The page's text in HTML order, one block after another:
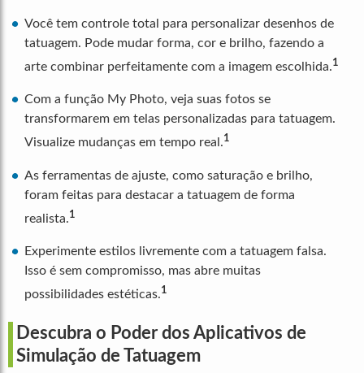
Você tem controle total para personalizar desenhos de
tatuagem. Pode mudar forma, cor e brilho, fazendo a
arte combinar perfeitamente com a imagem escolhida.1
Com a função My Photo, veja suas fotos se
transformarem em telas personalizadas para tatuagem.
Visualize mudanças em tempo real.1
As ferramentas de ajuste, como saturação e brilho,
foram feitas para destacar a tatuagem de forma
realista.1
Experimente estilos livremente com a tatuagem falsa.
Isso é sem compromisso, mas abre muitas
possibilidades estéticas.1
Descubra o Poder dos Aplicativos de
Simulação de Tatuagem